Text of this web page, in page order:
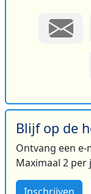
Blijf op de
Ontvang een
Maximaal 2 per